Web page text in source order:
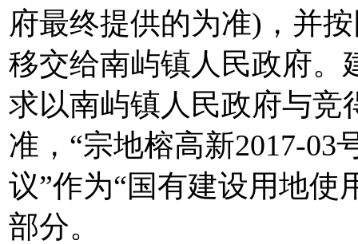
府最终提供的为准)，并
移交给南屿镇人民政府。
求以南屿镇人民政府与竞
准，“宗地榕高新2017-03
议”作为“国有建设用地使
部分。